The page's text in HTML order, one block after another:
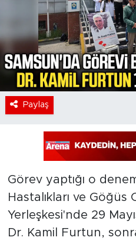
Paylaş
Görev yaptığı o
Hastalıkları ve Göğüs
Yerleşkesi'nde 29
Dr. Kamil Furtun,